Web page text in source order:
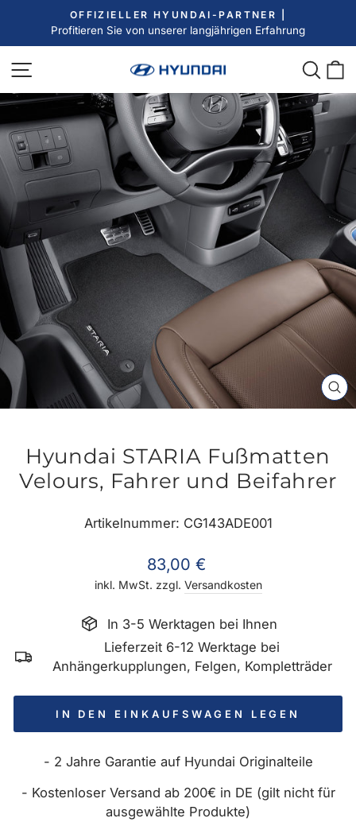
Inhalt
Pause
OFFIZIELLER HYUNDAI-PARTNER |
Profitieren Sie von unserer langjährigen Erfahrung
Seitennavigation
Hyundai STARIA Fußmatten
Velours, Fahrer und Beifahrer
Artikelnummer: CG143ADE001
Normaler
Preis
83,00 €
inkl. MwSt. zzgl. Versandkosten
In 3-5 Werktagen bei Ihnen
Lieferzeit 6-12 Werktage bei
Anhängerkupplungen, Felgen, Kompletträder
IN DEN EINKAUFSWAGEN LEGEN
- 2 Jahre Garantie auf Hyundai Originalteile
- Kostenloser Versand ab 200€ in DE (gilt nicht für
ausgewählte Produkte)